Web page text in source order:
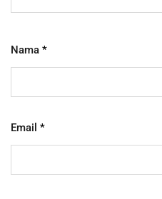
Nama *
Email *